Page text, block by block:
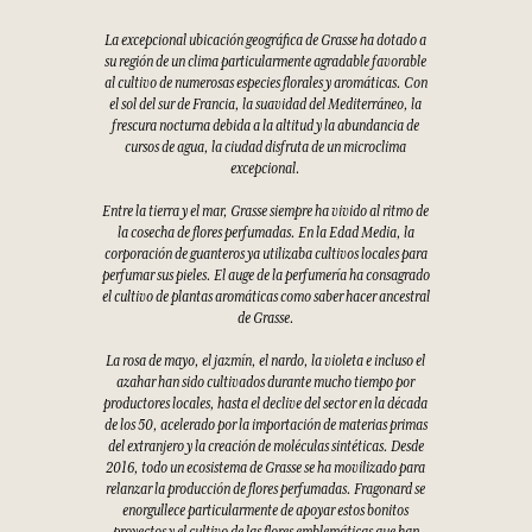
La excepcional ubicación geográfica de Grasse ha dotado a
su región de un clima particularmente agradable favorable
al cultivo de numerosas especies florales y aromáticas. Con
el sol del sur de Francia, la suavidad del Mediterráneo, la
frescura nocturna debida a la altitud y la abundancia de
cursos de agua, la ciudad disfruta de un microclima
excepcional.
Entre la tierra y el mar, Grasse siempre ha vivido al ritmo de
la cosecha de flores perfumadas. En la Edad Media, la
corporación de guanteros ya utilizaba cultivos locales para
perfumar sus pieles. El auge de la perfumería ha consagrado
el cultivo de plantas aromáticas como saber hacer ancestral
de Grasse.
La rosa de mayo, el jazmín, el nardo, la violeta e incluso el
azahar han sido cultivados durante mucho tiempo por
productores locales, hasta el declive del sector en la década
de los 50, acelerado por la importación de materias primas
del extranjero y la creación de moléculas sintéticas. Desde
2016, todo un ecosistema de Grasse se ha movilizado para
relanzar la producción de flores perfumadas. Fragonard se
enorgullece particularmente de apoyar estos bonitos